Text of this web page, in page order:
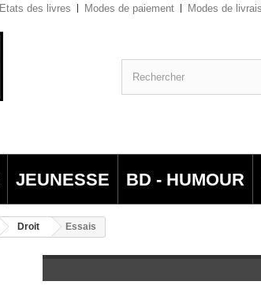
Etats des livres Modes de paiement Modes de
JEUNESSE BD - HUMOUR
Droit Essais